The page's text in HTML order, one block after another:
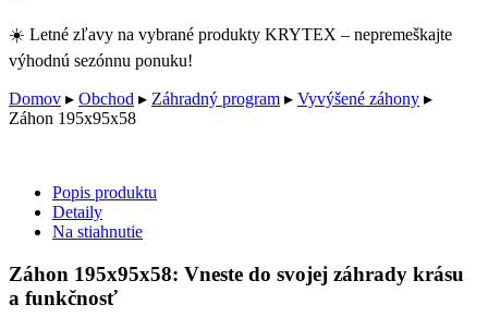
☀️ Letné zľavy na vybrané produkty KRYTEX – nepremeškajte
výhodnú sezónnu ponuku!
Domov ▸ Obchod ▸ Záhradný program ▸ Vyvýšené záhony ▸
Záhon 195x95x58
Popis produktu
Detaily
Na stiahnutie
Záhon 195x95x58: Vneste do svojej záhrady krásu
a funkčnosť